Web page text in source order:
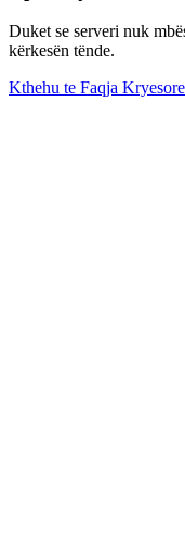
Duket se serveri nuk
kërkesën tënde.
Kthehu te Faqja Kryesore